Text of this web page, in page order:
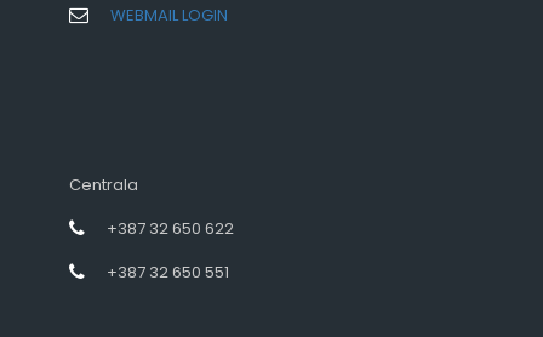
WEBMAIL LOGIN
Centrala
+387 32 650 622
+387 32 650 551